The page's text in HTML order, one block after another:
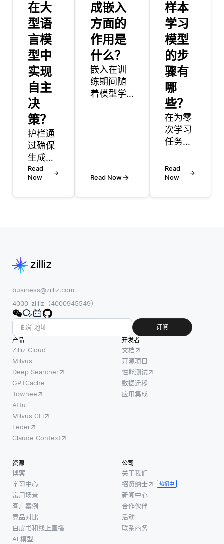
在大
型语
言模
型中
实现
自主
决
策？
护栏通
过确保
生成的
内容安
全、符
户对
统的信
任。通
过防止
产生有
害的、
有偏见
的或不
适当的
内容，
护栏培
种安全
感，因
统的交
互不会
导致不
期望的
结果。
Read
Now
成嵌入
方面的
作用是
什么？
嵌入在训
练期间随
着模型学
通常用随
损失函
数。例
如，在像
Word2Vec
这样的单
词嵌入模
型中，每
个单词的
嵌入以随
Read Now
样本
学习
模型
的步
骤有
哪
些？
在为零
次学习
任务选
时，一
个关键
目标是
从模型
将其与
新的、
Read
Now
business@zilliz.com
4000-zilliz（4000945549）
订阅
产品
Zilliz Cloud
Milvus
Deep Searcher
GPTCache
Towhee
Attu
Milvus CLI
Feder
Claude Context
开发者
文档
开源项目
性能测试
数据迁移
应用集成
资源
博客
学习中心
常用场景
客户案例
竞品对比
白皮书和线上直播
AI 模型
公司
关于我们
招贤纳士
热招中
新闻中心
合作伙伴
活动
联系商务